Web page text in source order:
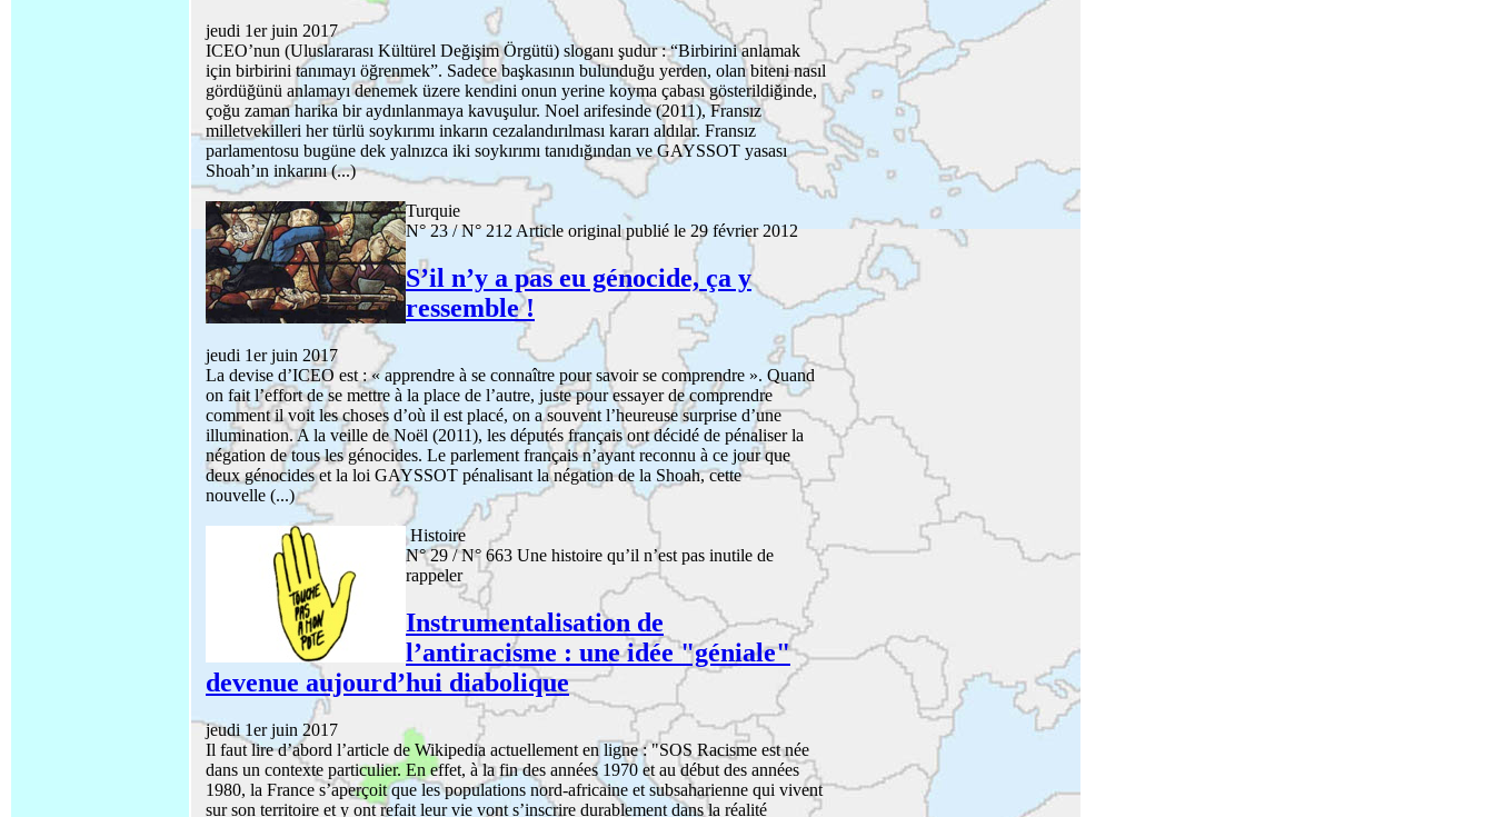
jeudi 1er juin 2017
ICEO’nun (Uluslararası Kültürel Değişim Örgütü) sloganı şudur : “Birbirini anlamak
için birbirini tanımayı öğrenmek”. Sadece başkasının bulunduğu yerden, olan biteni nasıl
gördüğünü anlamayı denemek üzere kendini onun yerine koyma çabası gösterildiğinde,
çoğu zaman harika bir aydınlanmaya kavuşulur. Noel arifesinde (2011), Fransız
milletvekilleri her türlü soykırımı inkarın cezalandırılması kararı aldılar. Fransız
parlamentosu bugüne dek yalnızca iki soykırımı tanıdığından ve GAYSSOT yasası
Shoah’ın inkarını (...)
Turquie
N° 23 / N° 212 Article original publié le 29 février 2012
S’il n’y a pas eu génocide, ça y
ressemble !
jeudi 1er juin 2017
La devise d’ICEO est : « apprendre à se connaître pour savoir se comprendre ». Quand
on fait l’effort de se mettre à la place de l’autre, juste pour essayer de comprendre
comment il voit les choses d’où il est placé, on a souvent l’heureuse surprise d’une
illumination. A la veille de Noël (2011), les députés français ont décidé de pénaliser la
négation de tous les génocides. Le parlement français n’ayant reconnu à ce jour que
deux génocides et la loi GAYSSOT pénalisant la négation de la Shoah, cette
nouvelle (...)
Histoire
N° 29 / N° 663 Une histoire qu’il n’est pas inutile de
rappeler
Instrumentalisation de
l’antiracisme : une idée "géniale"
devenue aujourd’hui diabolique
jeudi 1er juin 2017
Il faut lire d’abord l’article de Wikipedia actuellement en ligne : "SOS Racisme est née
dans un contexte particulier. En effet, à la fin des années 1970 et au début des années
1980, la France s’aperçoit que les populations nord-africaine et subsaharienne qui vivent
sur son territoire et y ont refait leur vie vont s’inscrire durablement dans la réalité